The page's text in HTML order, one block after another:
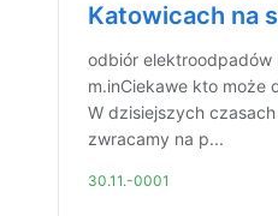
Katowicach na
odbiór elektroodpadów
m.inCiekawe kto może
W dzisiejszych
zwracamy na p...
30.11.-0001